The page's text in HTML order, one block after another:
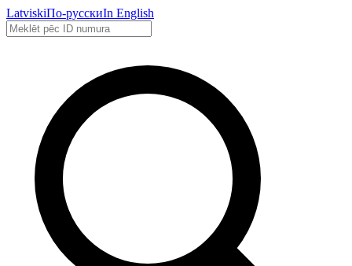
LatviskiПо-русскиIn English